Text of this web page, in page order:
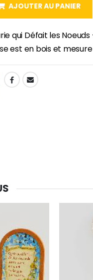
€12.00
-20%
AJOUTER AU PANIER
qui Défait les
est en bois et mesure